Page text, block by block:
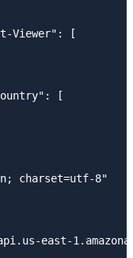
Viewer": [
[
charset=utf-8"
east-